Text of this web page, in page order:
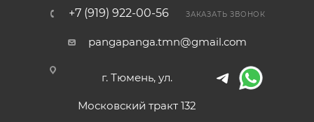
+7 (919) 922-00-56 ЗАКАЗАТЬ ЗВОНОК
pangapanga.tmn@gmail.com
г. Тюмень, ул.
Московский тракт 132